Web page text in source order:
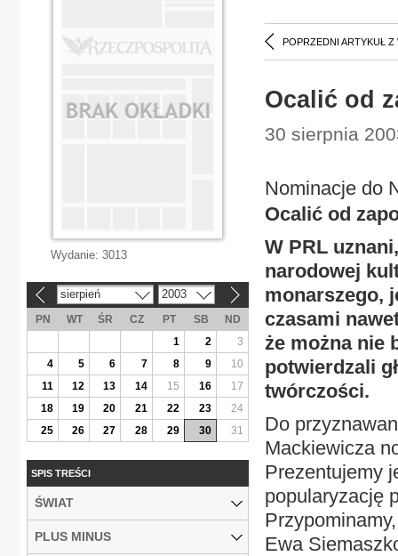
POPRZEDNI ARTYKUŁ Z
Ocalić od
30 sierpnia
Nominacje do
Ocalić od
W PRL
narodowej
monarszego,
czasami
że można nie
potwierdzali
twórczości.
Do
Mackiewicza
Prezentujemy
popularyzację
Ewa
Wydanie: 3013
sierpień 2003
PN WT ŚR CZ PT SB
ND
1
2
3
4
5 6 7 8 9
10
11
12 13 14 15 16
17
18
19 20 21 22 23
24
25
26 27 28 29 30 31
SPIS TREŚCI
ŚWIAT
PLUS MINUS